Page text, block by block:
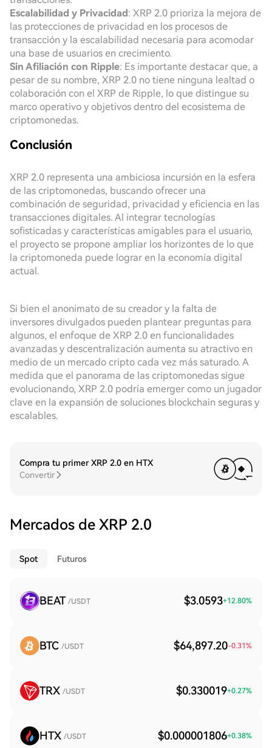
Escalabilidad y Privacidad: XRP 2.0 prioriza la mejora de
las protecciones de privacidad en los procesos de
transacción y la escalabilidad necesaria para acomodar
una base de usuarios en crecimiento.
Sin Afiliación con Ripple: Es importante destacar que, a
pesar de su nombre, XRP 2.0 no tiene ninguna lealtad o
colaboración con el XRP de Ripple, lo que distingue su
marco operativo y objetivos dentro del ecosistema de
criptomonedas.
Conclusión
XRP 2.0 representa una ambiciosa incursión en la esfera
de las criptomonedas, buscando ofrecer una
combinación de seguridad, privacidad y eficiencia en las
transacciones digitales. Al integrar tecnologías
sofisticadas y características amigables para el usuario,
el proyecto se propone ampliar los horizontes de lo que
la criptomoneda puede lograr en la economía digital
actual.
Si bien el anonimato de su creador y la falta de
inversores divulgados pueden plantear preguntas para
algunos, el enfoque de XRP 2.0 en funcionalidades
avanzadas y descentralización aumenta su atractivo en
medio de un mercado cripto cada vez más saturado. A
medida que el panorama de las criptomonedas sigue
evolucionando, XRP 2.0 podría emerger como un jugador
clave en la expansión de soluciones blockchain seguras y
escalables.
Compra tu primer XRP 2.0 en HTX
Convertir
Mercados de XRP 2.0
Spot Futuros
BEAT /USDT $3.0593+12.80%
BTC /USDT $64,897.20-0.31%
TRX /USDT $0.330019+0.27%
HTX /USDT $0.000001806+0.38%